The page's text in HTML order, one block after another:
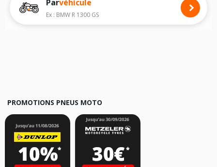
Nous recommandons de toujours monter des pneus moto avec les
dimensions homologuées par le constructeur.
Pour cela, veuillez sélectionner le modèle de votre motoBMW CE02 ci-
Parvéhicule
Ex : BMW R 1300 GS
PROMOTIONS PNEUS MOTO